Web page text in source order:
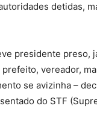
detidas,
presidente
vereador,
se avizinha –
do STF